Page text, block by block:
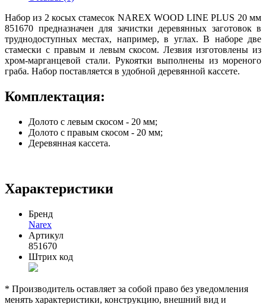
Набор из 2 косых стамесок NAREX WOOD LINE PLUS 20 мм
851670 предназначен для зачистки деревянных заготовок в
труднодоступных местах, например, в углах. В наборе две
стамески с правым и левым скосом. Лезвия изготовлены из
хром-марганцевой стали. Рукоятки выполнены из мореного
граба. Набор поставляется в удобной деревянной кассете.
Комплектация:
Долото с левым скосом - 20 мм;
Долото с правым скосом - 20 мм;
Деревянная кассета.
Характеристики
Бренд
Narex
Артикул
851670
Штрих код
* Производитель оставляет за собой право без уведомления
менять характеристики, конструкцию, внешний вид и